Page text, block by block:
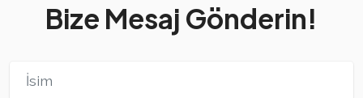
Bize Mesaj Gönderin!